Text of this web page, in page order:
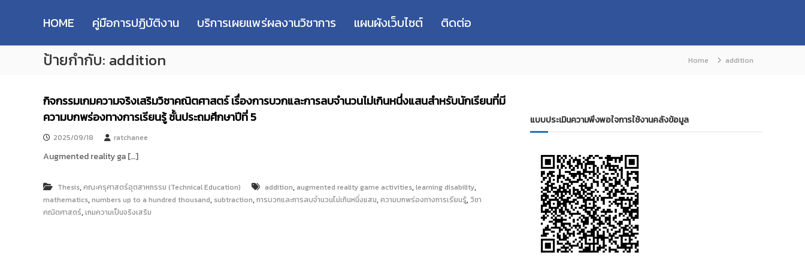
p
M
T
T
e
s
e
a
r
c
h
R
e
ห
วิ
ท
ย
เ
โ
โ
ล
ยี
HOME คู่มือการปฏิบัติงาน บริการเผยแพร่ผลงานวิชาการ แผนผังเว็บไซต์ ติดต่อ
ป้ายกำกับ: addition Home addition
กิจกรรมเกมความจริงเสริมวิชาคณิตศาสตร์ เรื่องการบวกและการลบจำนวนไม่เกินหนึ่งแสนสำหรับนักเรียนที่มี
ความบกพร่องทางการเรียนรู้ ชั้นประถมศึกษาปีที่ 5
2025/09/18 ratchanee
Augmented reality ga […]
Thesis,คณะครุศาสตร์อุตสาหกรรม (Technical Education) addition, augmented reality game activities,learning disability,
mathematics,numbers up to a hundred thousand, subtraction,การบวกและการลบจำนวนไม่เกินหนึ่งแสน,ความบกพร่องทางการเรียนรู้, วิชา
คณิตศาสตร์,เกมความเป็นจริงเสริม
แบบประเมินความพึงพอใจการใช้งานคลังข้อมูล